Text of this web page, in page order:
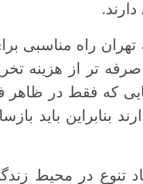
تهران راه مناسبی
تر از هزینه
که فقط در ظاهر
بنابراین باید
تنوع در محیط